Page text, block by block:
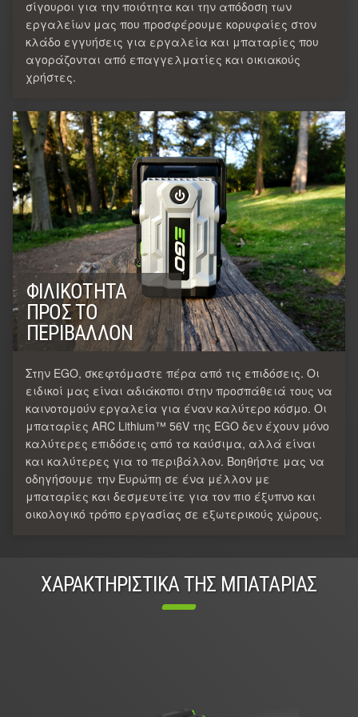
σίγουροι για την ποιότητα και την απόδοση των
εργαλείων μας που προσφέρουμε κορυφαίες στον
κλάδο εγγυήσεις για εργαλεία και μπαταρίες που
αγοράζονται από επαγγελματίες και οικιακούς
χρήστες.
ΦΙΛΙΚΌΤΗΤΑ
ΠΡΟΣ ΤΟ
ΠΕΡΙΒΆΛΛΟΝ
Στην EGO, σκεφτόμαστε πέρα από τις επιδόσεις. Οι
ειδικοί μας είναι αδιάκοποι στην προσπάθειά τους να
καινοτομούν εργαλεία για έναν καλύτερο κόσμο. Οι
μπαταρίες ARC Lithium™ 56V της EGO δεν έχουν μόνο
καλύτερες επιδόσεις από τα καύσιμα, αλλά είναι
και καλύτερες για το περιβάλλον. Βοηθήστε μας να
οδηγήσουμε την Ευρώπη σε ένα μέλλον με
μπαταρίες και δεσμευτείτε για τον πιο έξυπνο και
οικολογικό τρόπο εργασίας σε εξωτερικούς χώρους.
ΧΑΡΑΚΤΗΡΙΣΤΙΚΑ ΤΗΣ ΜΠΑΤΑΡΙΑΣ